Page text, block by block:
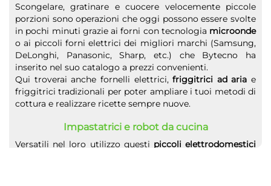
Scongelare, gratinare e cuocere velocemente piccole
porzioni sono operazioni che oggi possono essere svolte
in pochi minuti grazie ai forni con tecnologia microonde
o ai piccoli forni elettrici dei migliori marchi (Samsung,
DeLonghi, Panasonic, Sharp, etc.) che Bytecno ha
inserito nel suo catalogo a prezzi convenienti.
Qui troverai anche fornelli elettrici,friggitrici ad aria e
friggitrici tradizionali per poter ampliare i tuoi metodi di
cottura e realizzare ricette sempre nuove.
Impastatrici e robot da cucina
Versatili nel loro utilizzo questi piccoli elettrodomestici